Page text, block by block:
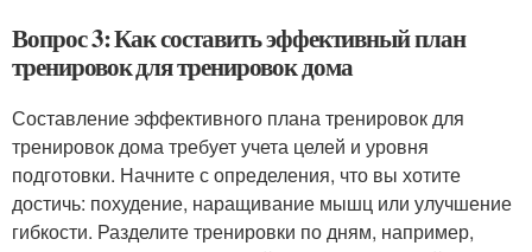
Вопрос 3: Как составить эффективный план
тренировок для тренировок дома
Составление эффективного плана тренировок для
тренировок дома требует учета целей и уровня
подготовки. Начните с определения, что вы хотите
достичь: похудение, наращивание мышц или улучшение
гибкости. Разделите тренировки по дням, например,